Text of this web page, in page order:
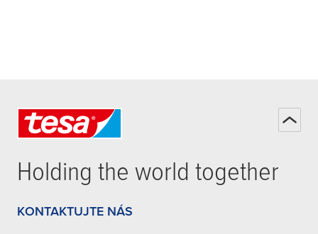
Holding the world together
KONTAKTUJTE NÁS